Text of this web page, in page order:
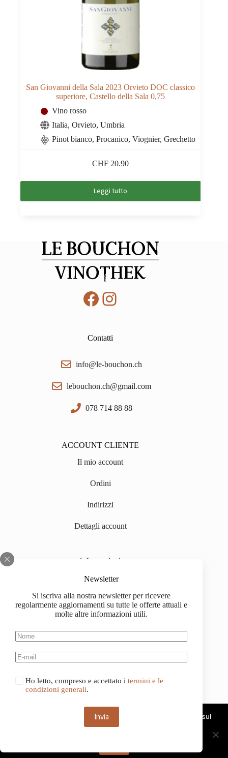
Newsletter
Si iscriva alla nostra newsletter per ricevere
regolarmente aggiornamenti su tutte le offerte attuali e
molte altre informazioni utili.
Ho letto, compreso e accettato i termini e le
condizioni generali.
Invia
San Giovanni della Sala 2023 Orvieto DOC classico
superiore, Castello della Sala 0,75
Vino rosso
Italia, Orvieto, Umbria
Pinot bianco, Procanico, Viognier, Grechetto
CHF 20.90
Leggi tutto
Facebook
Instagram
Contatti
info@le-bouchon.ch
lebouchon.ch@gmail.com
078 714 88 88
ACCOUNT CLIENTE
Il mio account
Ordini
Indirizzi
Dettagli account
informazioni
Chi siamo
Impressum
Informazioni sull'acquisto
Condizioni generali di contratto
Italiano
Questo sito web utilizza i cookie. Continuando a navigare sul
sito, acconsenti all'uso dei cookie.